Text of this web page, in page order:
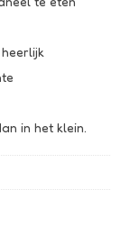
in het klein.